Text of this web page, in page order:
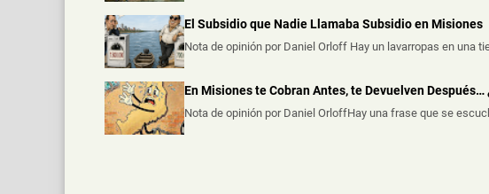
El Subsidio que Nadie Llamaba Subsidio en Misiones
Nota de opinión por Daniel Orloff Hay un lavarropas en una
En Misiones te Cobran Antes, te Devuelven Después…
Nota de opinión por Daniel OrloffHay una frase que se